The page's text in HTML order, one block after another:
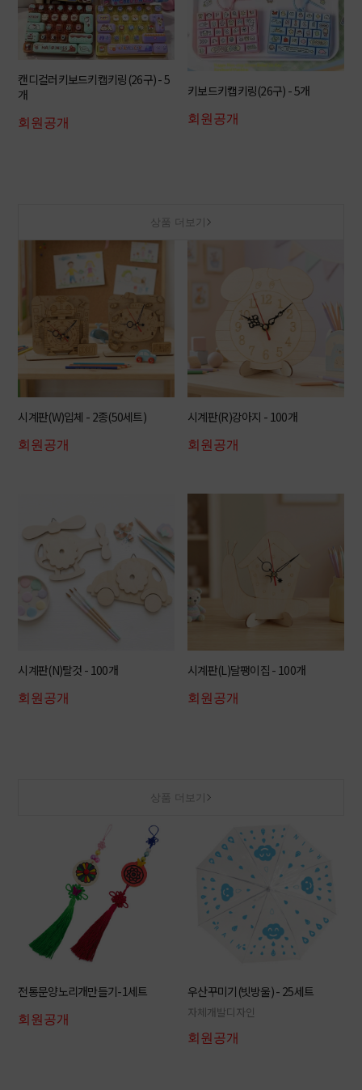
캔디컬러키보드키캡키링(26구) - 5
개
회원공개
키보드키캡키링(26구) - 5개
회원공개
상품 더보기
시계판(W)입체 - 2종(50세트)
회원공개
시계판(R)강아지 - 100개
회원공개
시계판(N)탈것 - 100개
회원공개
시계판(L)달팽이집 - 100개
회원공개
상품 더보기
전통문양노리개만들기-1세트
회원공개
우산꾸미기(빗방울) - 25세트
자체개발디자인
회원공개